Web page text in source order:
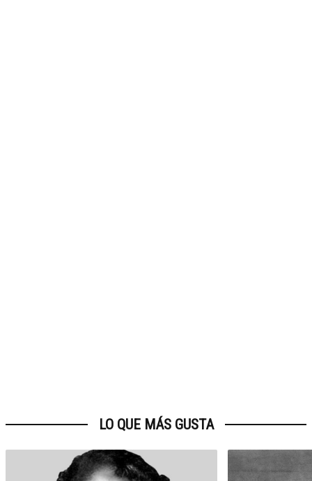
LO QUE MÁS GUSTA